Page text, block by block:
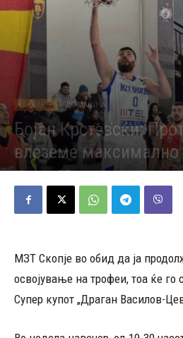
КОШАРКА ДОМАШНА
Бојан Крстевски:
влеземе
Објавено од Д.Т. - 26/09/2025 373
МЗТ Скопје во обид да ја
освојување на трофеи, тоа ќе го
Супер купот „Драган Василов-